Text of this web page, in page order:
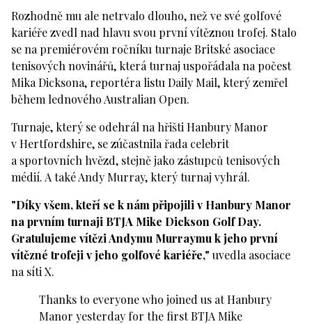
Rozhodně mu ale netrvalo dlouho, než ve své golfové
kariéře zvedl nad hlavu svou první vítěznou trofej. Stalo
se na premiérovém ročníku turnaje Britské asociace
tenisových novinářů, která turnaj uspořádala na počest
Mika Dicksona, reportéra listu Daily Mail, který zemřel
během lednového Australian Open.
Turnaje, který se odehrál na hřišti Hanbury Manor
v Hertfordshire, se zúčastnila řada celebrit
a sportovních hvězd, stejně jako zástupců tenisových
médií. A také Andy Murray, který turnaj vyhrál.
"Díky všem, kteří se k nám připojili v Hanbury Manor
na prvním turnaji BTJA Mike Dickson Golf Day.
Gratulujeme vítězi Andymu Murraymu k jeho první
vítězné trofeji v jeho golfové kariéře," uvedla asociace
na síti X.
Thanks to everyone who joined us at Hanbury
Manor yesterday for the first BTJA Mike